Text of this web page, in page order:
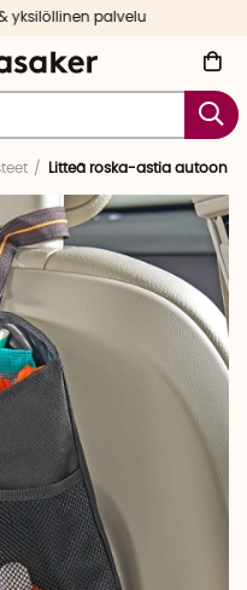
palvelu
Litteä roska-astia autoon